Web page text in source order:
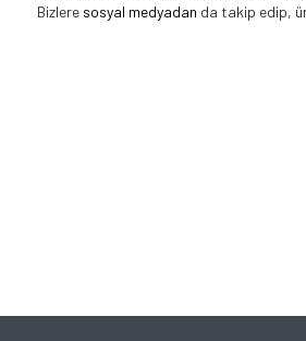
Bizlere sosyal medyadan da takip edip,